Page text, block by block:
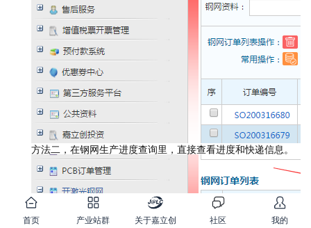
方法二，在钢网生产进度查询里，直接查看进度和快递信息。
首页 产业站群 关于嘉立创 社区 我的